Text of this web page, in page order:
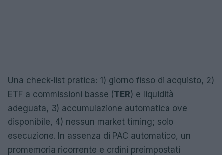
Una check-list pratica: 1) giorno fisso di acquisto, 2)
ETF a commissioni basse (TER) e liquidità
adeguata, 3) accumulazione automatica ove
disponibile, 4) nessun market timing; solo
esecuzione. In assenza di PAC automatico, un
promemoria ricorrente e ordini preimpostati